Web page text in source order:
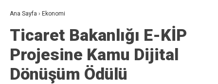
Ana Sayfa › Ekonomi
Ticaret Bakanlığı E-KİP
Projesine Kamu Dijital
Dönüşüm Ödülü